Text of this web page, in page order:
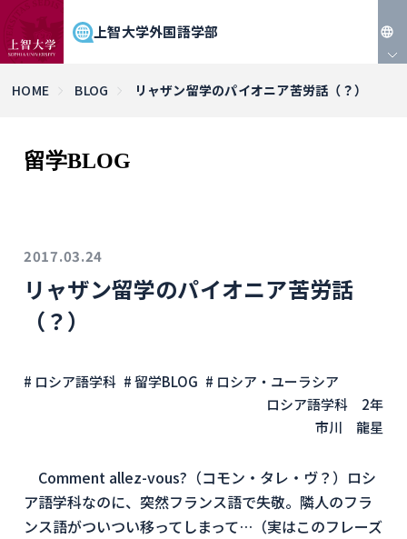
上智大学外国語学部
HOME BLOG リャザン留学のパイオニア苦労話（？）
留学BLOG
2017.03.24
リャザン留学のパイオニア苦労話
（？）
# ロシア語学科 # 留学BLOG # ロシア・ユーラシア
ロシア語学科 2年
市川 龍星
Comment allez-vous?（コモン・タレ・ヴ？）ロシ
ア語学科なのに、突然フランス語で失敬。隣人のフラ
ンス語がついつい移ってしまって…（実はこのフレーズ